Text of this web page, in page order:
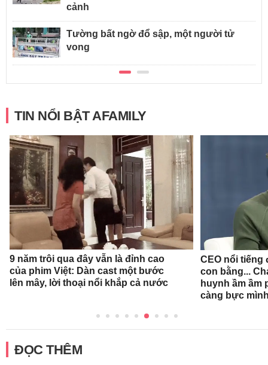
cảnh
Tường bất ngờ đổ sập, một người tử
vong
TIN NỔI BẬT AFAMILY
9 năm trôi qua đây vẫn là đỉnh cao
của phim Việt: Dàn cast một bước
lên mây, lời thoại nổi khắp cả nước
CEO nổi tiếng
con bằng...
huynh ầm ầm
càng bực
ĐỌC THÊM